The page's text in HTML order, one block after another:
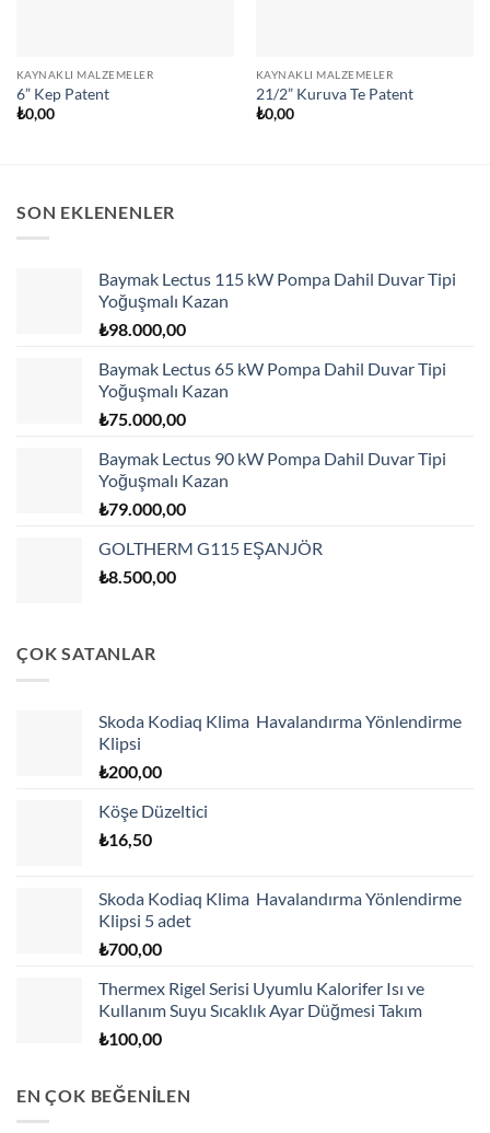
KAYNAKLI MALZEMELER
6” Kep Patent
₺0,00
KAYNAKLI MALZEMELER
21/2” Kuruva Te Patent
₺0,00
SON EKLENENLER
Baymak Lectus 115 kW Pompa Dahil Duvar Tipi
Yoğuşmalı Kazan
₺98.000,00
Baymak Lectus 65 kW Pompa Dahil Duvar Tipi
Yoğuşmalı Kazan
₺75.000,00
Baymak Lectus 90 kW Pompa Dahil Duvar Tipi
Yoğuşmalı Kazan
₺79.000,00
GOLTHERM G115 EŞANJÖR
₺8.500,00
ÇOK SATANLAR
Skoda Kodiaq Klima Havalandırma Yönlendirme
Klipsi
₺200,00
Köşe Düzeltici
₺16,50
Skoda Kodiaq Klima Havalandırma Yönlendirme
Klipsi 5 adet
₺700,00
Thermex Rigel Serisi Uyumlu Kalorifer Isı ve
Kullanım Suyu Sıcaklık Ayar Düğmesi Takım
₺100,00
EN ÇOK BEĞENİLEN